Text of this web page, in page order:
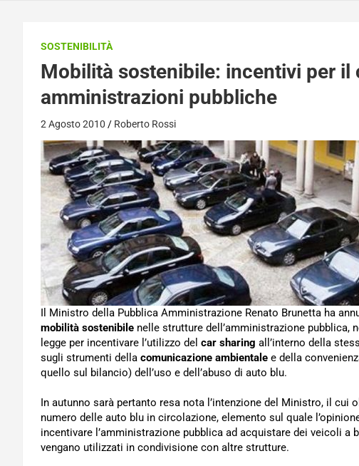
SOSTENIBILITÀ
Mobilità sostenibile: incentivi per il
amministrazioni pubbliche
2 Agosto 2010 Roberto Rossi
Il Ministro della Pubblica Amministrazione Renato Brunetta ha
mobilità sostenibile nelle strutture dell’amministrazione pubblica,
legge per incentivare l’utilizzo del car sharing all’interno della
sugli strumenti della comunicazione ambientale e della
quello sul bilancio) dell’uso e dell’abuso di auto blu.
In autunno sarà pertanto resa nota l’intenzione del Ministro, il cui
numero delle auto blu in circolazione, elemento sul quale
incentivare l’amministrazione pubblica ad acquistare dei veicoli a
vengano utilizzati in condivisione con altre strutture.